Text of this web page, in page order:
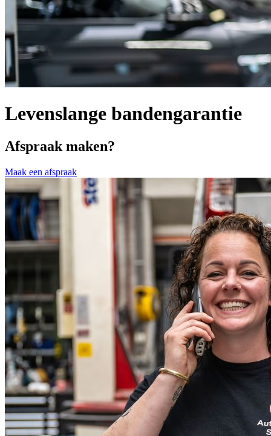
Levenslange bandengarantie
Afspraak maken?
Maak een afspraak